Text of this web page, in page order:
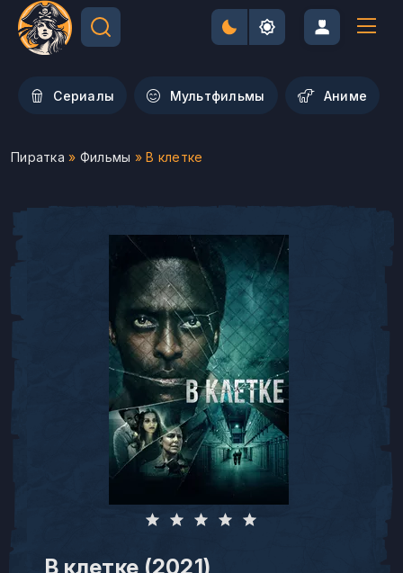
Сериалы Мультфильмы Aниме
Пиратка » Фильмы » В клетке
В клетке (2021)